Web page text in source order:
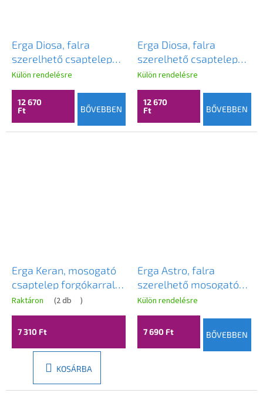
Erga Diosa, falra
szerelhető csaptelep
rugalmas karral és
spray-vel, fekete matt-
króm, ERG-YKA-
BZ.DIOSA-BLK
Külön rendelésre
12 670
Ft
BŐVEBBEN
Erga Diosa, falra
szerelhető csaptelep
rugalmas karral és
spray-vel, fehér matt-
króm, ERG-YKA-
BZ.DIOSA-WHT
Külön rendelésre
12 670
Ft
BŐVEBBEN
Erga Keran, mosogató
csaptelep forgókarral,
króm, ERG-YKA-
BZ.KERAN
Raktáron (2 db )
7 310 Ft
KOSÁRBA
Erga Astro, falra
szerelhető mosogató
csaptelep 150mm,
króm, ERG-YKA-
BZ.ASTRO-CHR
Külön rendelésre
7 690 Ft BŐVEBBEN